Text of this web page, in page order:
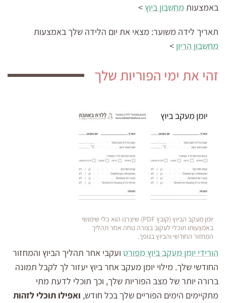
באמצעות מחשבון ביוץ >
תאריך לידה משוער: מצאי את יום הלידה שלך באמצעות
מחשבון הריון >
זהי את ימי הפוריות שלך
יומן מעקב הביוץ (קובץ PDF) שיצרנו הוא כלי שימושי
באמצעותו תוכלי לעקוב בצורה נוחה אחר תהליך
המחזור החודשי והביוץ בגופך.
הורידי יומן מעקב ביוץ מפורט ועקבי אחר תהליך הביוץ והמחזור
החודשי שלך. מילוי יומן מעקב אחר ביוץ יעזור לך לקבל תמונה
ברורה יותר של מצב הפוריות שלך, וכך תוכלי לדעת מתי
מתקיימים הימים הפוריים שלך בכל חודש, ואפילו תוכלי לזהות